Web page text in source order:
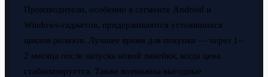
Производители, особенно в сегменте Android и
Windows-гаджетов, придерживаются устоявшихся
циклов релизов. Лучшее время для покупки — через 1–
2 месяца после запуска новой линейки, когда цена
стабилизируется. Также возможны выгодные